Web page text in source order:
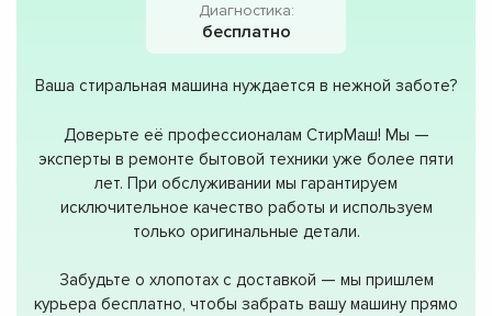
Диагностика:
бесплатно
Ваша стиральная машина нуждается в нежной заботе?
Доверьте её профессионалам СтирМаш! Мы —
эксперты в ремонте бытовой техники уже более пяти
лет. При обслуживании мы гарантируем
исключительное качество работы и используем
только оригинальные детали.
Забудьте о хлопотах с доставкой — мы пришлем
курьера бесплатно, чтобы забрать вашу машину прямо